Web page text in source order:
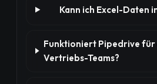
Kann ich Excel-Daten
Funktioniert Pipedrive für
Vertriebs-Teams?